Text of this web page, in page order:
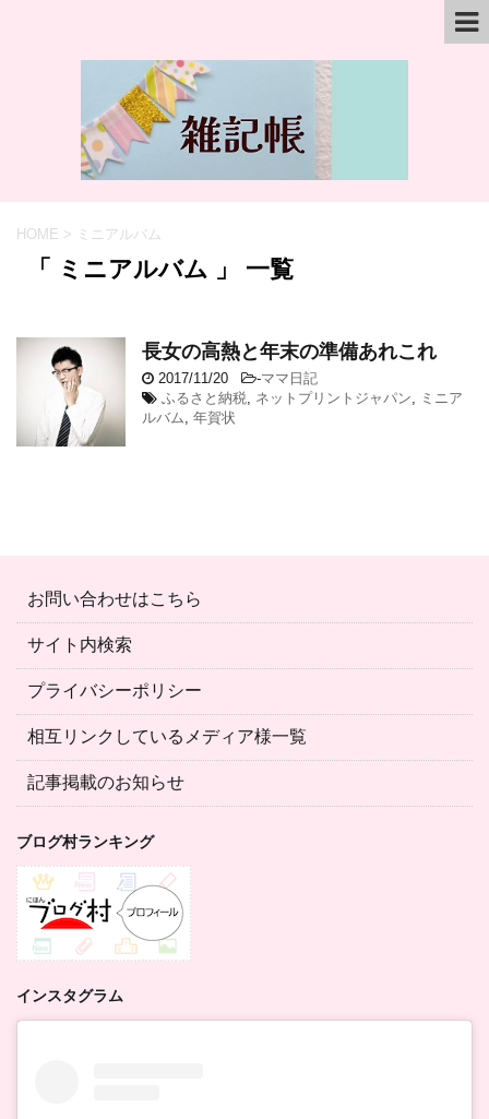
HOME > ミニアルバム
「 ミニアルバム 」 一覧
長女の高熱と年末の準備あれこれ
2017/11/20 -ママ日記
ふるさと納税, ネットプリントジャパン, ミニア
ルバム, 年賀状
お問い合わせはこちら
サイト内検索
プライバシーポリシー
相互リンクしているメディア様一覧
記事掲載のお知らせ
ブログ村ランキング
インスタグラム